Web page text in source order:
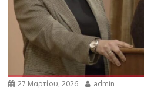
27 Μαρτίου, 2026 admin